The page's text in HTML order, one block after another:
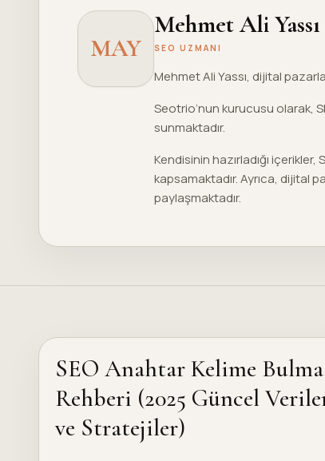
MAY
Mehmet Ali Yassı
SEO UZMANI
Mehmet Ali Yassı, dijital
Seotrio’nun kurucusu olarak,
sunmaktadır.
Kendisinin hazırladığı
kapsamaktadır. Ayrıca, dijital
paylaşmaktadır.
SEO Anahtar Kelime Bulma
Rehberi (2025 Güncel
ve Stratejiler)